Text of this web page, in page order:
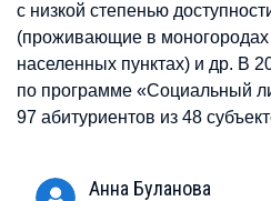
с низкой степенью
(проживающие в моногородах
населенных пунктах) и др. В
по программе «Социальный
97 абитуриентов из 48
Анна Буланова